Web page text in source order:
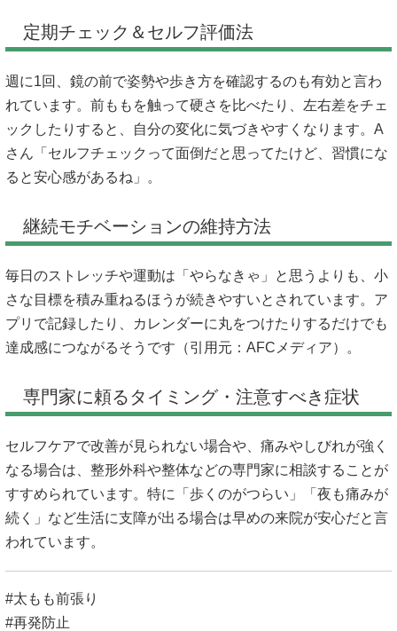
定期チェック＆セルフ評価法
週に1回、鏡の前で姿勢や歩き方を確認するのも有効と言わ
れています。前ももを触って硬さを比べたり、左右差をチェ
ックしたりすると、自分の変化に気づきやすくなります。A
さん「セルフチェックって面倒だと思ってたけど、習慣にな
ると安心感があるね」。
継続モチベーションの維持方法
毎日のストレッチや運動は「やらなきゃ」と思うよりも、小
さな目標を積み重ねるほうが続きやすいとされています。ア
プリで記録したり、カレンダーに丸をつけたりするだけでも
達成感につながるそうです（引用元： AFCメディア）。
専門家に頼るタイミング・注意すべき症状
セルフケアで改善が見られない場合や、痛みやしびれが強く
なる場合は、整形外科や整体などの専門家に相談することが
すすめられています。特に「歩くのがつらい」「夜も痛みが
続く」など生活に支障が出る場合は早めの来院が安心だと言
われています。
#太もも前張り
#再発防止